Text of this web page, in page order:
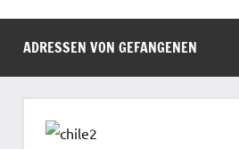
ADRESSEN VON GEFANGENEN